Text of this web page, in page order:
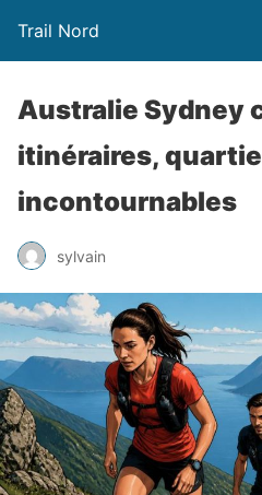
Trail Nord
Australie Sydney
itinéraires,
incontournables
sylvain